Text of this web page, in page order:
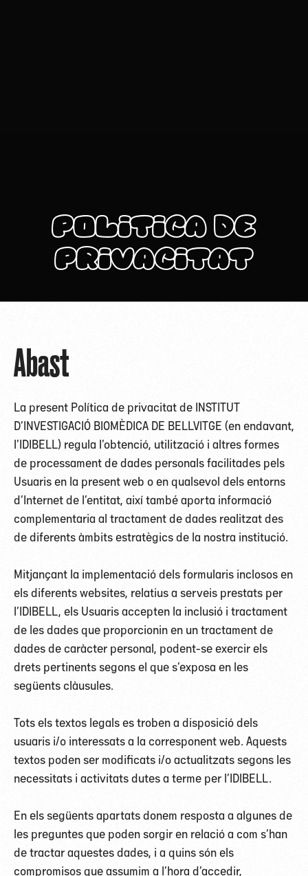
Politica de
privacitat
Abast
La present Política de privacitat de INSTITUT
D’INVESTIGACIÓ BIOMÈDICA DE BELLVITGE (en endavant,
l’IDIBELL) regula l’obtenció, utilització i altres formes
de processament de dades personals facilitades pels
Usuaris en la present web o en qualsevol dels entorns
d’Internet de l’entitat, així també aporta informació
complementaria al tractament de dades realitzat des
de diferents àmbits estratègics de la nostra institució.
Mitjançant la implementació dels formularis inclosos en
els diferents websites, relatius a serveis prestats per
l’IDIBELL, els Usuaris accepten la inclusió i tractament
de les dades que proporcionin en un tractament de
dades de caràcter personal, podent-se exercir els
drets pertinents segons el que s’exposa en les
següents clàusules.
Tots els textos legals es troben a disposició dels
usuaris i/o interessats a la corresponent web. Aquests
textos poden ser modificats i/o actualitzats segons les
necessitats i activitats dutes a terme per l’IDIBELL.
En els següents apartats donem resposta a algunes de
les preguntes que poden sorgir en relació a com s’han
de tractar aquestes dades, i a quins són els
compromisos que assumim a l’hora d’accedir,